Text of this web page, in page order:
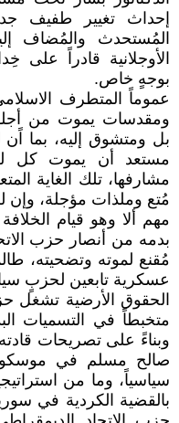
إحداث تغيير طفيف
المُستحدث والمُضاف
الأوجلانية قادراً على
بوجهٍ خاص.
عموماً المتطرف
ومقدسات يموت من
بل ومتشوق إليه، بما اًن
مستعد أن يموت كل
مشارفها، تلك الغاية
مُتع وملذات مؤجلة،
مهم ألا وهو قيام
بدمه من أنصار حزب
مُقنع لموته وتضحيته،
عسكرية تابعين لحزبٍ
الحقوق الأرضية تشغل
متخبطاً في التسميات
وبناءً على تصريحات
صالح مسلم في موسكو
سياسياً، وما من
بالقضية الكردية في